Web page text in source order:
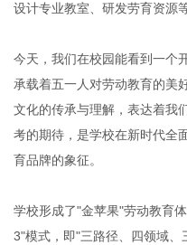
设计专业教室、研发劳育资源
今天，我们在校园能看到一
承载着五一人对劳动教育的美
文化的传承与理解，表达着我
考的期待，是学校在新时代全
育品牌的象征。
学校形成了"金苹果"劳动教育
3"模式，即"三路径、四领域